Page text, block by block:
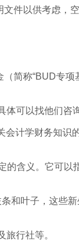
件以供考虑，
简称“BUD专
可以找他们咨询
计学财务知
含义。它可以
和叶子，这些
行社等。